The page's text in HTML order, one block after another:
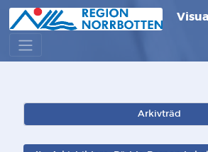
Arkivträd